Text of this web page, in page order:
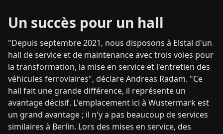
Un succès pour un hall
"Depuis septembre 2021, nous disposons à Elstal d'un
hall de service et de maintenance avec trois voies pour
la transformation, la mise en service et l'entretien des
véhicules ferroviaires", déclare Andreas Radam. "Ce
hall fait une grande différence, il représente un
avantage décisif. L'emplacement ici à Wustermark est
un grand avantage ; il n'y a pas beaucoup de services
similaires à Berlin. Lors des mises en service, des